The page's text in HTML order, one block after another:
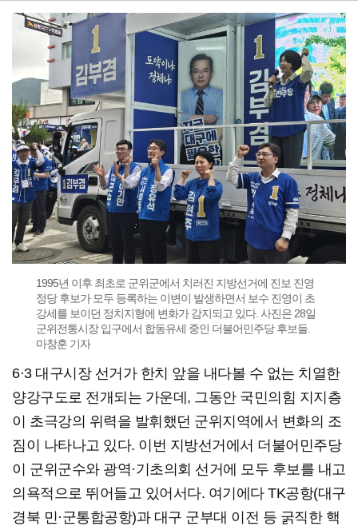
1995년 이후 최초로 군위군에서 치러진 지방선거에 진보 진영
정당 후보가 모두 등록하는 이변이 발생하면서 보수 진영이 초
강세를 보이던 정치지형에 변화가 감지되고 있다. 사진은 28일
군위전통시장 입구에서 합동유세 중인 더불어민주당 후보들.
마창훈 기자
6·3 대구시장 선거가 한치 앞을 내다볼 수 없는 치열한
양강구도로 전개되는 가운데, 그동안 국민의힘 지지층
이 초극강의 위력을 발휘했던 군위지역에서 변화의 조
짐이 나타나고 있다. 이번 지방선거에서 더불어민주당
이 군위군수와 광역·기초의회 선거에 모두 후보를 내고
의욕적으로 뛰어들고 있어서다. 여기에다 TK공항(대구
경북 민·군통합공항)과 대구 군부대 이전 등 굵직한 핵